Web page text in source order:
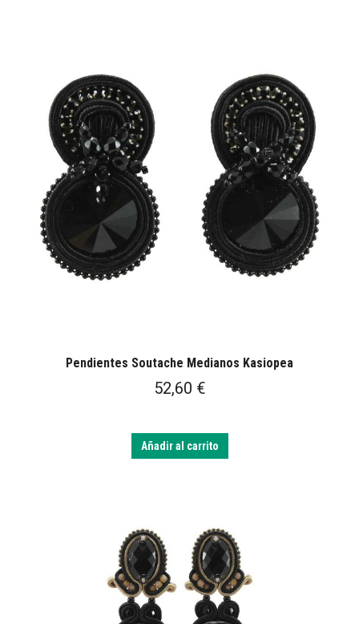
Pendientes Soutache Medianos Kasiopea
52,60 €
Añadir al carrito